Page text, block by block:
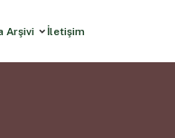
Arşivi İletişim